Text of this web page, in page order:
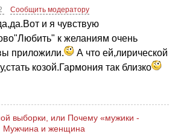
Сообщить модератору
и я чувствую
к желаниям очень
приложили.
А что ей,лирической
козой.Гармония так близко
выборки, или Почему «мужики -
Мужчина и женщина